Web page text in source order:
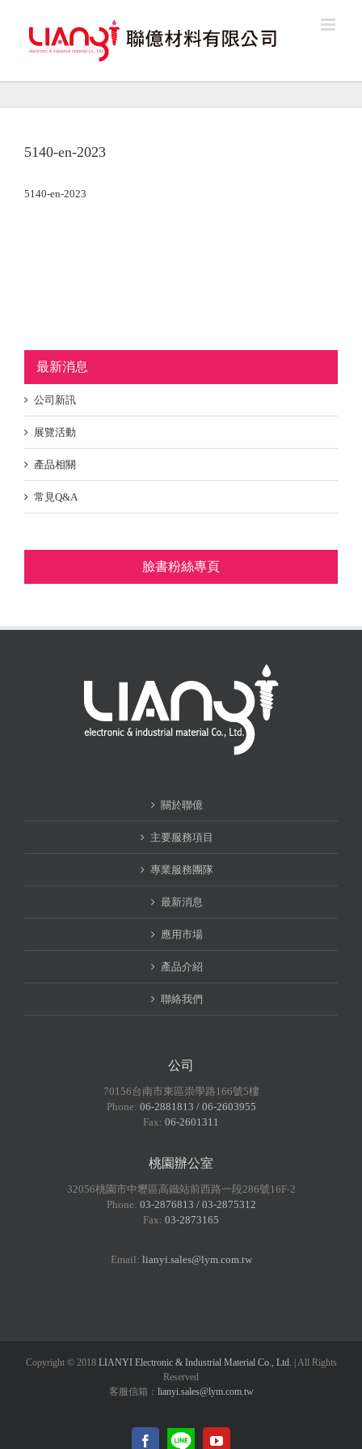
content
5140-en-2023
5140-en-2023
最新消息
公司新訊
展覽活動
產品相關
常見Q&A
臉書粉絲專頁
關於聯億
主要服務項目
專業服務團隊
最新消息
應用市場
產品介紹
聯絡我們
公司
70156台南市東區崇學路166號5樓
Phone: 06-2881813 / 06-2603955
Fax: 06-2601311
桃園辦公室
32056桃園市中壢區高鐵站前西路一段286號16F-2
Phone: 03-2876813 / 03-2875312
Fax: 03-2873165
Email: lianyi.sales@lym.com.tw
Copyright © 2018 LIANYI Electronic & Industrial Material Co., Ltd. | All Rights
Reserved
客服信箱： lianyi.sales@lym.com.tw
Facebook
LINE@ YouTube